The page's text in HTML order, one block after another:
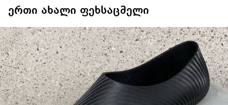
ერთი ახალი ფეხსაცმელი